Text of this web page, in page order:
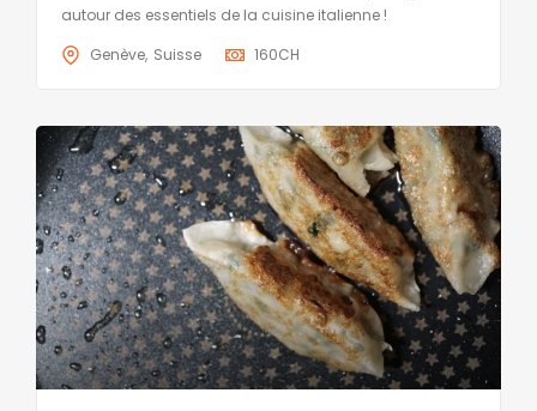
autour des essentiels de la cuisine italienne !
Genève Suisse 160CH